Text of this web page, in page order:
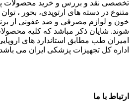
تخصصی نقد و بررس و خرید
متنوع در دسته های ارتوپدی، بخور ،
خون و لوازم مصرفی و ضد عفونی از
شوند. شایان ذکر مباشد که کلیه
امیران طب مطابق استاندارد های
اداره کل تجهیزات پزشکی ایران می
ارتباط با ما